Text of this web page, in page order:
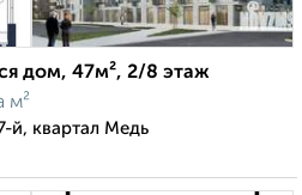
дом, 47м², 2/8 этаж
м²
й, квартал Медь